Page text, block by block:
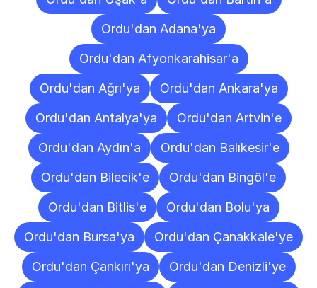
Ordu'dan Adana'ya
Ordu'dan Afyonkarahisar'a
Ordu'dan Ağrı'ya
Ordu'dan Ankara'ya
Ordu'dan Antalya'ya
Ordu'dan Artvin'e
Ordu'dan Aydın'a
Ordu'dan Balıkesir'e
Ordu'dan Bilecik'e
Ordu'dan Bingöl'e
Ordu'dan Bitlis'e
Ordu'dan Bolu'ya
Ordu'dan Bursa'ya
Ordu'dan Çanakkale'ye
Ordu'dan Çankırı'ya
Ordu'dan Denizli'ye